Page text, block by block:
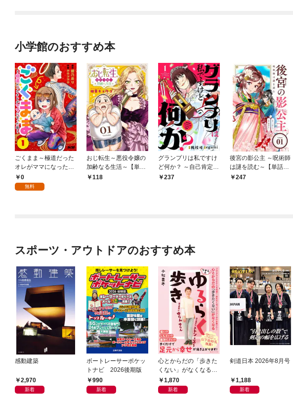
小学館のおすすめ本
ごくまま～極道だった
オレがママになった話
～【単話】（１）
0
無料
おじ転生～悪役令嬢の
加齢なる生活～【単
話】（１）
118
グランプリは私ですけ
ど何か？ ～自己肯定モ
ンスターのミスコン無
237
後宮の影公主 ～呪術師
は謎を読む～【単話】
（１）
247
スポーツ・アウトドアのおすすめ本
感動建築
2,970
新着
ボートレーサーポケッ
トナビ 2026後期版
990
新着
心とからだの「歩きた
くない」がなくなる
らせん流 ゆるらく歩
き
1,870
新着
剣道日本 2026年8月号
1,188
新着